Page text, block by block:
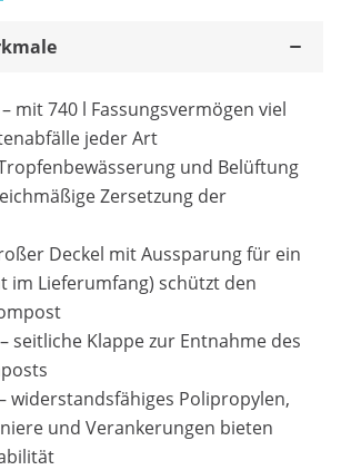
mit 740 l Fassungsvermögen viel
jeder Art
und Belüftung
Zersetzung der
Deckel mit Aussparung für ein
im Lieferumfang) schützt den
seitliche Klappe zur Entnahme des
widerstandsfähiges Polipropylen,
und Verankerungen bieten